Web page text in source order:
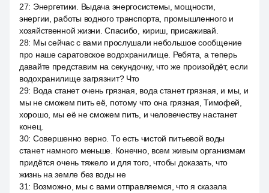
27: Энергетики. Выдача энергосистемы, мощности,
энергии, работы водного транспорта, промышленного и
хозяйственной жизни. Спасибо, кириш, присаживай.
28: Мы сейчас с вами прослушали небольшое сообщение
про наше саратовское водохранилище. Ребята, а теперь
давайте представим на секундочку, что же произойдёт, если
водохранилище загрязнит? Что
29: Вода станет очень грязная, вода станет грязная, и мы, и
мы не сможем пить её, потому что она грязная, Тимофей,
хорошо, мы её не сможем пить, и человечеству настанет
конец.
30: Совершенно верно. То есть чистой питьевой воды
станет намного меньше. Конечно, всем живым организмам
придётся очень тяжело и для того, чтобы доказать, что
жизнь на земле без воды не
31: Возможно, мы с вами отправляемся, что я сказала